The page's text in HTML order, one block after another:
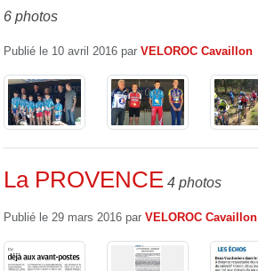
6 photos
Publié le 10 avril 2016 par VELOROC Cavaillon
La PROVENCE 4 photos
Publié le 29 mars 2016 par VELOROC Cavaillon